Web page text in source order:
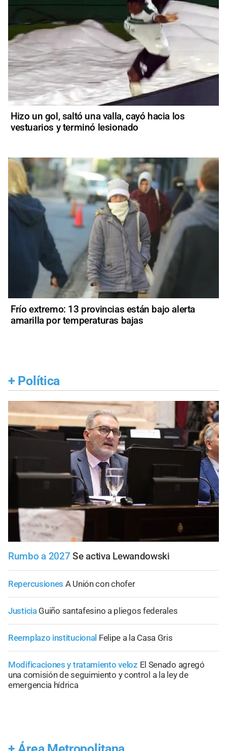
Hizo un gol, saltó una valla, cayó hacia los
vestuarios y terminó lesionado
Frío extremo: 13 provincias están bajo alerta
amarilla por temperaturas bajas
+ Política
Rumbo a 2027 Se activa Lewandowski
Repercusiones A Unión con chofer
Justicia Guiño santafesino a pliegos federales
Reemplazo institucional Felipe a la Casa Gris
Modificaciones y tratamiento veloz El Senado agregó
una comisión de seguimiento y control a la ley de
emergencia hídrica